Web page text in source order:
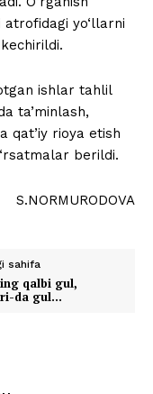
yo‘llarni
ishlar tahlil
ta’minlash,
qat’iy rioya etish
berildi.
S.NORMURODOVA
sahifa
qalbi gul,
da gul…